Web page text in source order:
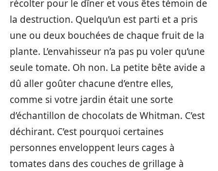
récolter pour le dîner et vous êtes témoin de
la destruction. Quelqu’un est parti et a pris
une ou deux bouchées de chaque fruit de la
plante. L’envahisseur n’a pas pu voler qu’une
seule tomate. Oh non. La petite bête avide a
dû aller goûter chacune d’entre elles,
comme si votre jardin était une sorte
d’échantillon de chocolats de Whitman. C’est
déchirant. C’est pourquoi certaines
personnes enveloppent leurs cages à
tomates dans des couches de grillage à